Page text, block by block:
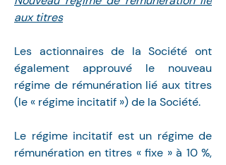
aux titres
Les actionnaires de la Société ont
également approuvé le nouveau
régime de rémunération lié aux titres
(le « régime incitatif ») de la Société.
Le régime incitatif est un régime de
rémunération en titres « fixe » à 10 %,